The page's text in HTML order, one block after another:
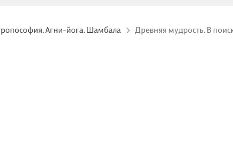
Агни-йога. Шамбала Древняя мудрость. В